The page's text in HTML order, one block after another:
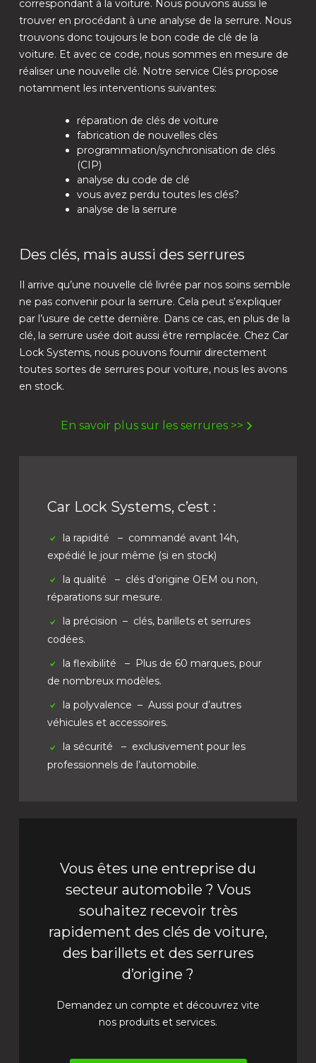
correspondant à la voiture. Nous pouvons aussi le
trouver en procédant à une analyse de la serrure. Nous
trouvons donc toujours le bon code de clé de la
voiture. Et avec ce code, nous sommes en mesure de
réaliser une nouvelle clé. Notre service Clés propose
notamment les interventions suivantes:
réparation de clés de voiture
fabrication de nouvelles clés
programmation/synchronisation de clés
(CIP)
analyse du code de clé
vous avez perdu toutes les clés?
analyse de la serrure
Des clés, mais aussi des serrures
Il arrive qu’une nouvelle clé livrée par nos soins semble
ne pas convenir pour la serrure. Cela peut s’expliquer
par l’usure de cette dernière. Dans ce cas, en plus de la
clé, la serrure usée doit aussi être remplacée. Chez Car
Lock Systems, nous pouvons fournir directement
toutes sortes de serrures pour voiture, nous les avons
en stock.
En savoir plus sur les serrures >>
Car Lock Systems, c’est :
la rapidité
– commandé avant 14h,
expédié le jour même (si en stock)
la qualité
– clés d’origine OEM ou non,
réparations sur mesure.
la précision – clés, barillets et serrures
codées.
la flexibilité
– Plus de 60 marques, pour
de nombreux modèles.
la polyvalence – Aussi pour d’autres
véhicules et accessoires.
la sécurité
– exclusivement pour les
professionnels de l’automobile.
Vous êtes une entreprise du
secteur automobile ? Vous
souhaitez recevoir très
rapidement des clés de voiture,
des barillets et des serrures
d’origine ?
Demandez un compte et découvrez vite
nos produits et services.